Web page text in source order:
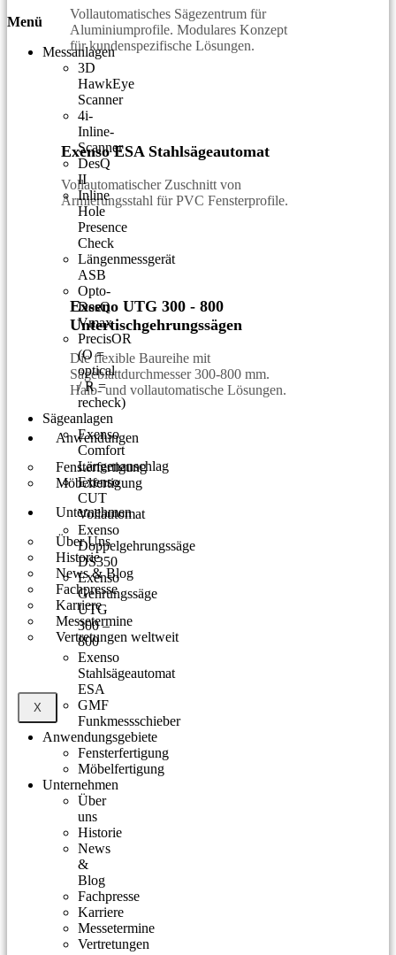
Vollautomatisches Sägezentrum für
Aluminiumprofile. Modulares Konzept
für kundenspezifische Lösungen.
Exenso ESA Stahlsägeautomat
Vollautomatischer Zuschnitt von
Armierungsstahl für PVC Fensterprofile.
Exseno UTG 300 - 800
Untertischgehrungssägen
Die flexible Baureihe mit
Sägeblattdurchmesser 300-800 mm.
Halb- und vollautomatische Lösungen.
Anwendungen
Fensterfertigung
Möbelfertigung
Unternehmen
Über Uns
Historie
News & Blog
Fachpresse
Karriere
Messetermine
Vertretungen weltweit
X
Menü
Messanlagen
3D
HawkEye
Scanner
4i-
Inline-
Scanner
DesQ
II
Inline
Hole
Presence
Check
Längenmessgerät
ASB
Opto-
DesQ
Vmax
PrecisOR
(O =
optical
/ R =
recheck)
Sägeanlagen
Exenso
Comfort
Längenanschlag
Exenso
CUT
Vollautomat
Exenso
Doppelgehrungssäge
DS350
Exenso
Gehrungssäge
UTG
300 –
800
Exenso
Stahlsägeautomat
ESA
GMF
Funkmessschieber
Anwendungsgebiete
Fensterfertigung
Möbelfertigung
Unternehmen
Über
uns
Historie
News
&
Blog
Fachpresse
Karriere
Messetermine
Vertretungen